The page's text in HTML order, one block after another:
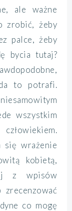
ale ważne
zrobić, żeby
palce, żeby
bycia tutaj?
to potrafi.
wszystkim
się wrażenie
kobietą,
z wpisów
co mogę